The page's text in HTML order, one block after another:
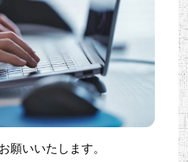
願いいたします。